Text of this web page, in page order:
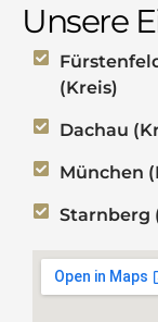
Unsere
(Kreis)
Dachau
München
Starnberg